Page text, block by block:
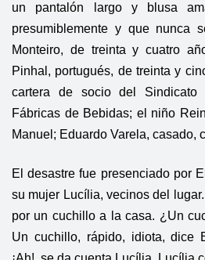
un pantalón largo y blusa
presumiblemente y que nunca
Monteiro, de treinta y cuatro
Pinhal, portugués, de treinta y
cartera de socio del
Fábricas de Bebidas; el niño
Manuel; Eduardo Varela, casado,
El desastre fue presenciado por
su mujer Lucília, vecinos del
por un cuchillo a la casa. ¿Un
Un cuchillo, rápido, idiota, dice